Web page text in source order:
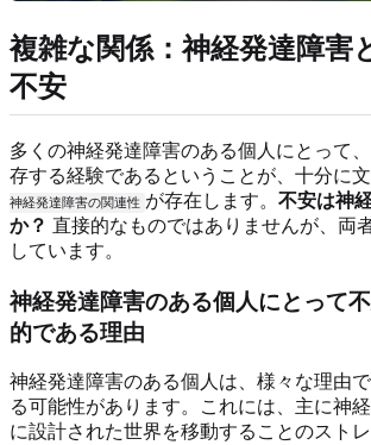
複雑な関係：神経発達障害
不安
多くの神経発達障害のある個人にとって
存する経験であるということが、十分に
神経発達障害の関連性 が存在します。不安は神
か？ 直接的なものではありませんが、両
しています。
神経発達障害のある個人にとって
的である理由
神経発達障害のある個人は、様々な理由
る可能性があります。これには、主に神
に設計された世界を移動することのスト